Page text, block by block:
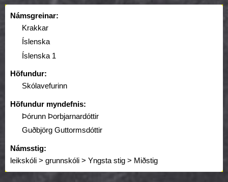
Námsgreinar:
Krakkar
Íslenska
Íslenska 1
Höfundur:
Skólavefurinn
Höfundur myndefnis:
Þórunn Þorbjarnardóttir
Guðbjörg Guttormsdóttir
Námsstig:
leikskóli > grunnskóli > Yngsta stig > Miðstig